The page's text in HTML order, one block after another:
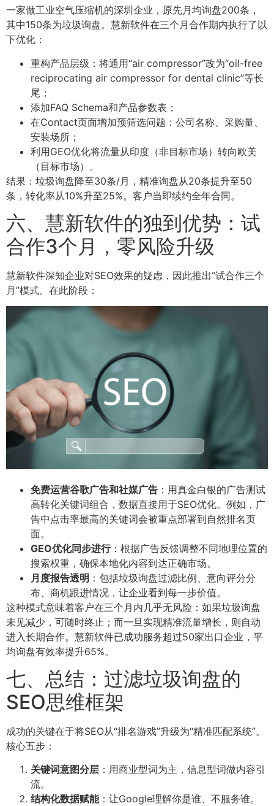
一家做工业空气压缩机的深圳企业，原先月均询盘200条，
其中150条为垃圾询盘。慧新软件在三个月合作期内执行了以
下优化：
重构产品层级：将通用“air compressor”改为“oil-free
reciprocating air compressor for dental clinic”等长
尾；
添加FAQ Schema和产品参数表；
在Contact页面增加预筛选问题：公司名称、采购量、
安装场所；
利用GEO优化将流量从印度（非目标市场）转向欧美
（目标市场）。
结果：垃圾询盘降至30条/月，精准询盘从20条提升至50
条，转化率从10%升至25%。客户当即续约全年合同。
六、慧新软件的独到优势：试
合作3个月，零风险升级
慧新软件深知企业对SEO效果的疑虑，因此推出“试合作三个
月”模式。在此阶段：
免费运营谷歌广告和社媒广告 ：用真金白银的广告测试
高转化关键词组合，数据直接用于SEO优化。例如，广
告中点击率最高的关键词会被重点部署到自然排名页
面。
GEO优化同步进行：根据广告反馈调整不同地理位置的
搜索权重，确保本地化内容到达正确市场。
月度报告透明 ：包括垃圾询盘过滤比例、意向评分分
布、商机跟进情况，让企业看到每一步价值。
这种模式意味着客户在三个月内几乎无风险：如果垃圾询盘
未见减少，可随时终止；而一旦实现精准流量增长，则自动
进入长期合作。慧新软件已成功服务超过50家出口企业，平
均询盘有效率提升65%。
七、总结：过滤垃圾询盘的
SEO思维框架
成功的关键在于将SEO从“排名游戏”升级为“精准匹配系统”。
核心五步：
关键词意图分层 ：用商业型词为主，信息型词做内容引
流。
结构化数据赋能：让Google理解你是谁、不服务谁。